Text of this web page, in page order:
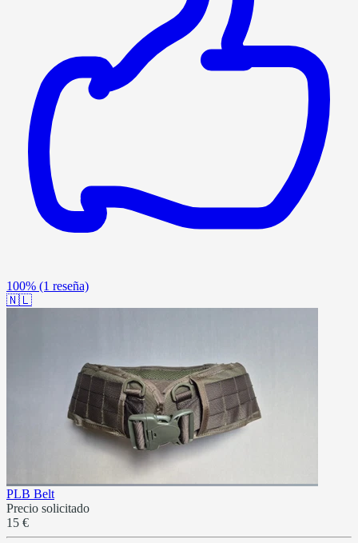
100% (1 reseña)
🇳🇱
PLB Belt
Precio solicitado
15 €